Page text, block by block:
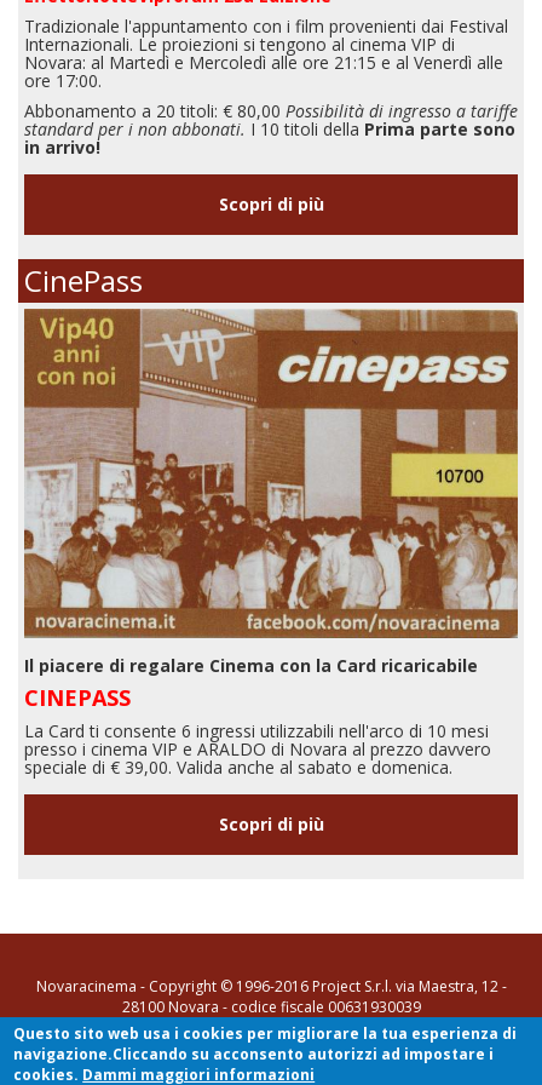
Tradizionale l'appuntamento con i film provenienti dai Festival
Internazionali. Le proiezioni si tengono al cinema VIP di
Novara: al Martedì e Mercoledì alle ore 21:15 e al Venerdì alle
ore 17:00.
Abbonamento a 20 titoli: € 80,00 Possibilità di ingresso a tariffe
standard per i non abbonati. I 10 titoli della Prima parte sono
in arrivo!
Scopri di più
CinePass
Il piacere di regalare Cinema con la Card ricaricabile
CINEPASS
La Card ti consente 6 ingressi utilizzabili nell'arco di 10 mesi
presso i cinema VIP e ARALDO di Novara al prezzo davvero
speciale di € 39,00. Valida anche al sabato e domenica.
Scopri di più
Novaracinema - Copyright © 1996-2016 Project S.r.l. via Maestra, 12 -
28100 Novara - codice fiscale 00631930039
tel. 0321 35731- info@novaracinema.it
[Privacy Policy e Cookie Policy]- Sito realizzato da
Questo sito web usa i cookies per migliorare la tua esperienza di
navigazione.Cliccando su acconsento autorizzi ad impostare i
cookies. Dammi maggiori informazioni